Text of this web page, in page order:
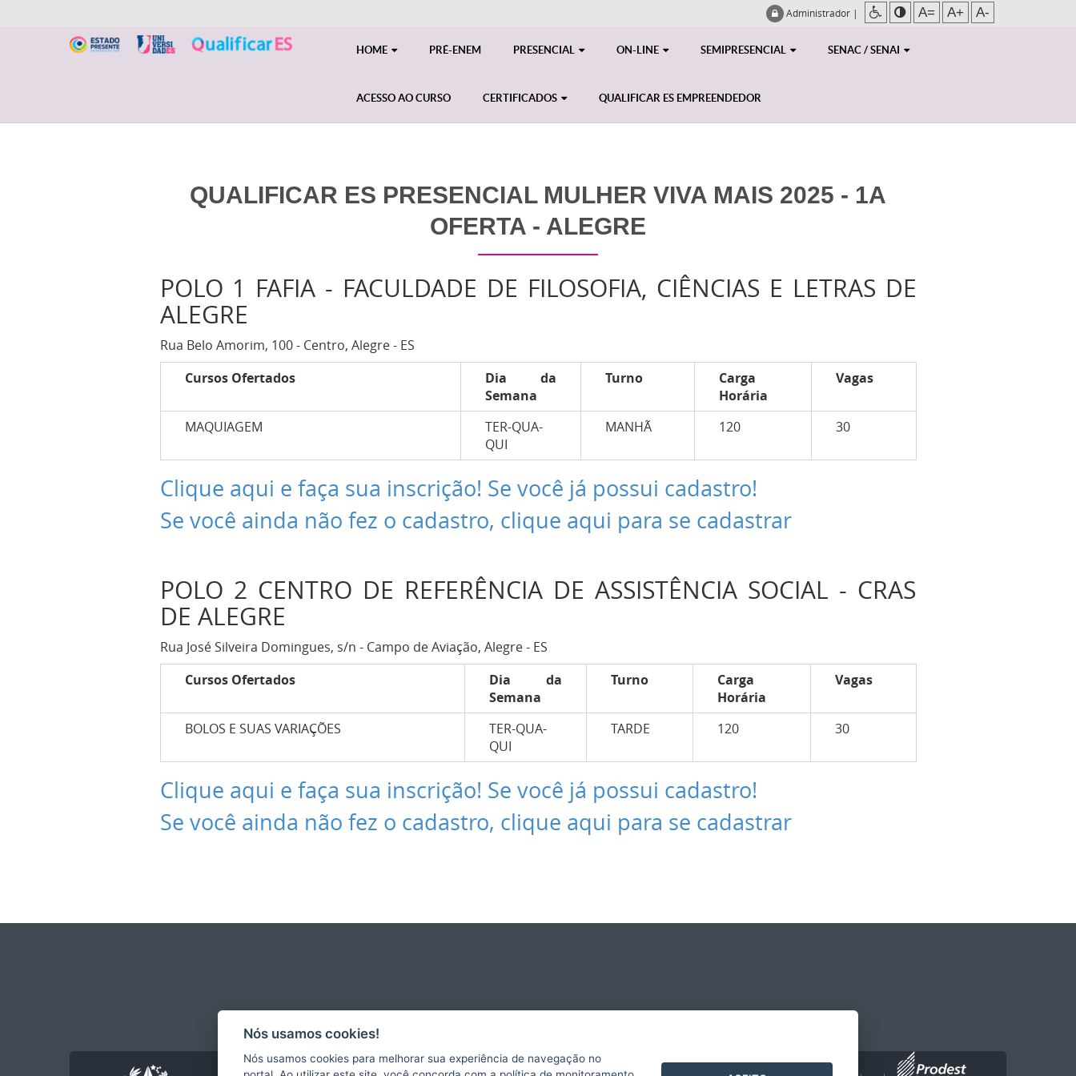
Administrador | A= A+ A-
HOME PRÉ-ENEM PRESENCIAL ON-LINE SEMIPRESENCIAL SENAC / SENAI
ACESSO AO CURSO CERTIFICADOS QUALIFICAR ES EMPREENDEDOR
QUALIFICAR ES PRESENCIAL MULHER VIVA MAIS 2025 - 1A
OFERTA - ALEGRE
POLO 1 FAFIA - FACULDADE DE FILOSOFIA, CIÊNCIAS E LETRAS DE
ALEGRE
Rua Belo Amorim, 100 - Centro, Alegre - ES
Cursos Ofertados
Dia da
Semana
Turno
Carga
Horária
Vagas
MAQUIAGEM
TER-QUA-
QUI
MANHÃ 120 30
Clique aqui e faça sua inscrição! Se você já possui cadastro!
Se você ainda não fez o cadastro, clique aqui para se cadastrar
POLO 2 CENTRO DE REFERÊNCIA DE ASSISTÊNCIA SOCIAL - CRAS
DE ALEGRE
Rua José Silveira Domingues, s/n - Campo de Aviação, Alegre - ES
Cursos Ofertados
Dia da
Semana
Turno
Carga
Horária
Vagas
BOLOS E SUAS VARIAÇÕES
TER-QUA-
QUI
TARDE 120 30
Clique aqui e faça sua inscrição! Se você já possui cadastro!
Se você ainda não fez o cadastro, clique aqui para se cadastrar
Nós usamos cookies!
Nós usamos cookies para melhorar sua experiência de navegação no